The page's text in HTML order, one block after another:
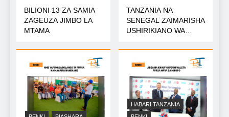
BILIONI 13 ZA SAMIA
ZAGEUZA JIMBO LA
MTAMA
TANZANIA NA
SENEGAL ZAIMARISHA
USHIRIKIANO WA
HABARI TANZANIA